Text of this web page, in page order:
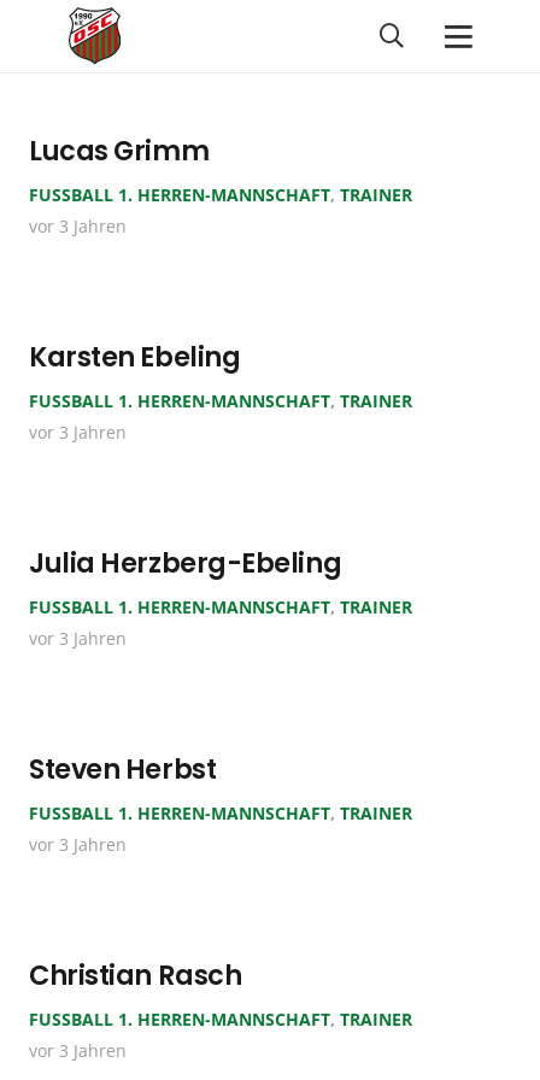
Lucas Grimm
FUSSBALL 1. HERREN-MANNSCHAFT, TRAINER
vor 3 Jahren
Karsten Ebeling
FUSSBALL 1. HERREN-MANNSCHAFT, TRAINER
vor 3 Jahren
Julia Herzberg-Ebeling
FUSSBALL 1. HERREN-MANNSCHAFT, TRAINER
vor 3 Jahren
Steven Herbst
FUSSBALL 1. HERREN-MANNSCHAFT, TRAINER
vor 3 Jahren
Christian Rasch
FUSSBALL 1. HERREN-MANNSCHAFT, TRAINER
vor 3 Jahren